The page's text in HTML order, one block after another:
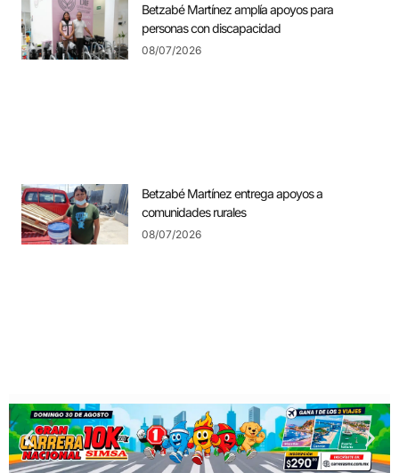
Betzabé Martínez amplía apoyos para
personas con discapacidad
08/07/2026
Betzabé Martínez entrega apoyos a
comunidades rurales
08/07/2026